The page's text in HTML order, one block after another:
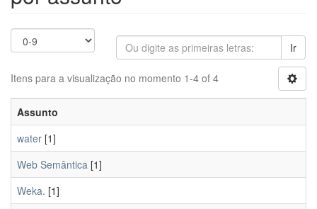
Ir
Itens para a visualização no momento 1-4 of 4
Assunto
water [1]
Web Semântica [1]
Weka. [1]